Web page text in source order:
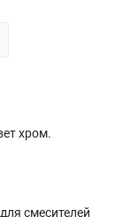
хром.
смесителей